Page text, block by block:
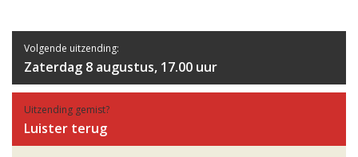
Volgende uitzending:
Zaterdag 8 augustus, 17.00 uur
Uitzending gemist?
Luister terug